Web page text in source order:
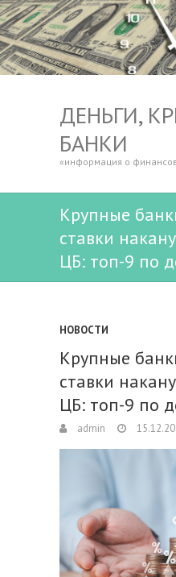
ДЕНЬГИ,
БАНКИ
«информация о
Крупные
ставки
ЦБ: топ-9 по
НОВОСТИ
Крупные
ставки
ЦБ: топ-9 по
admin